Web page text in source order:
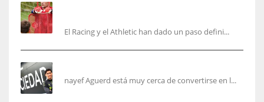
El Racing y el Athletic han dado un paso defini...
nayef Aguerd está muy cerca de convertirse en l...